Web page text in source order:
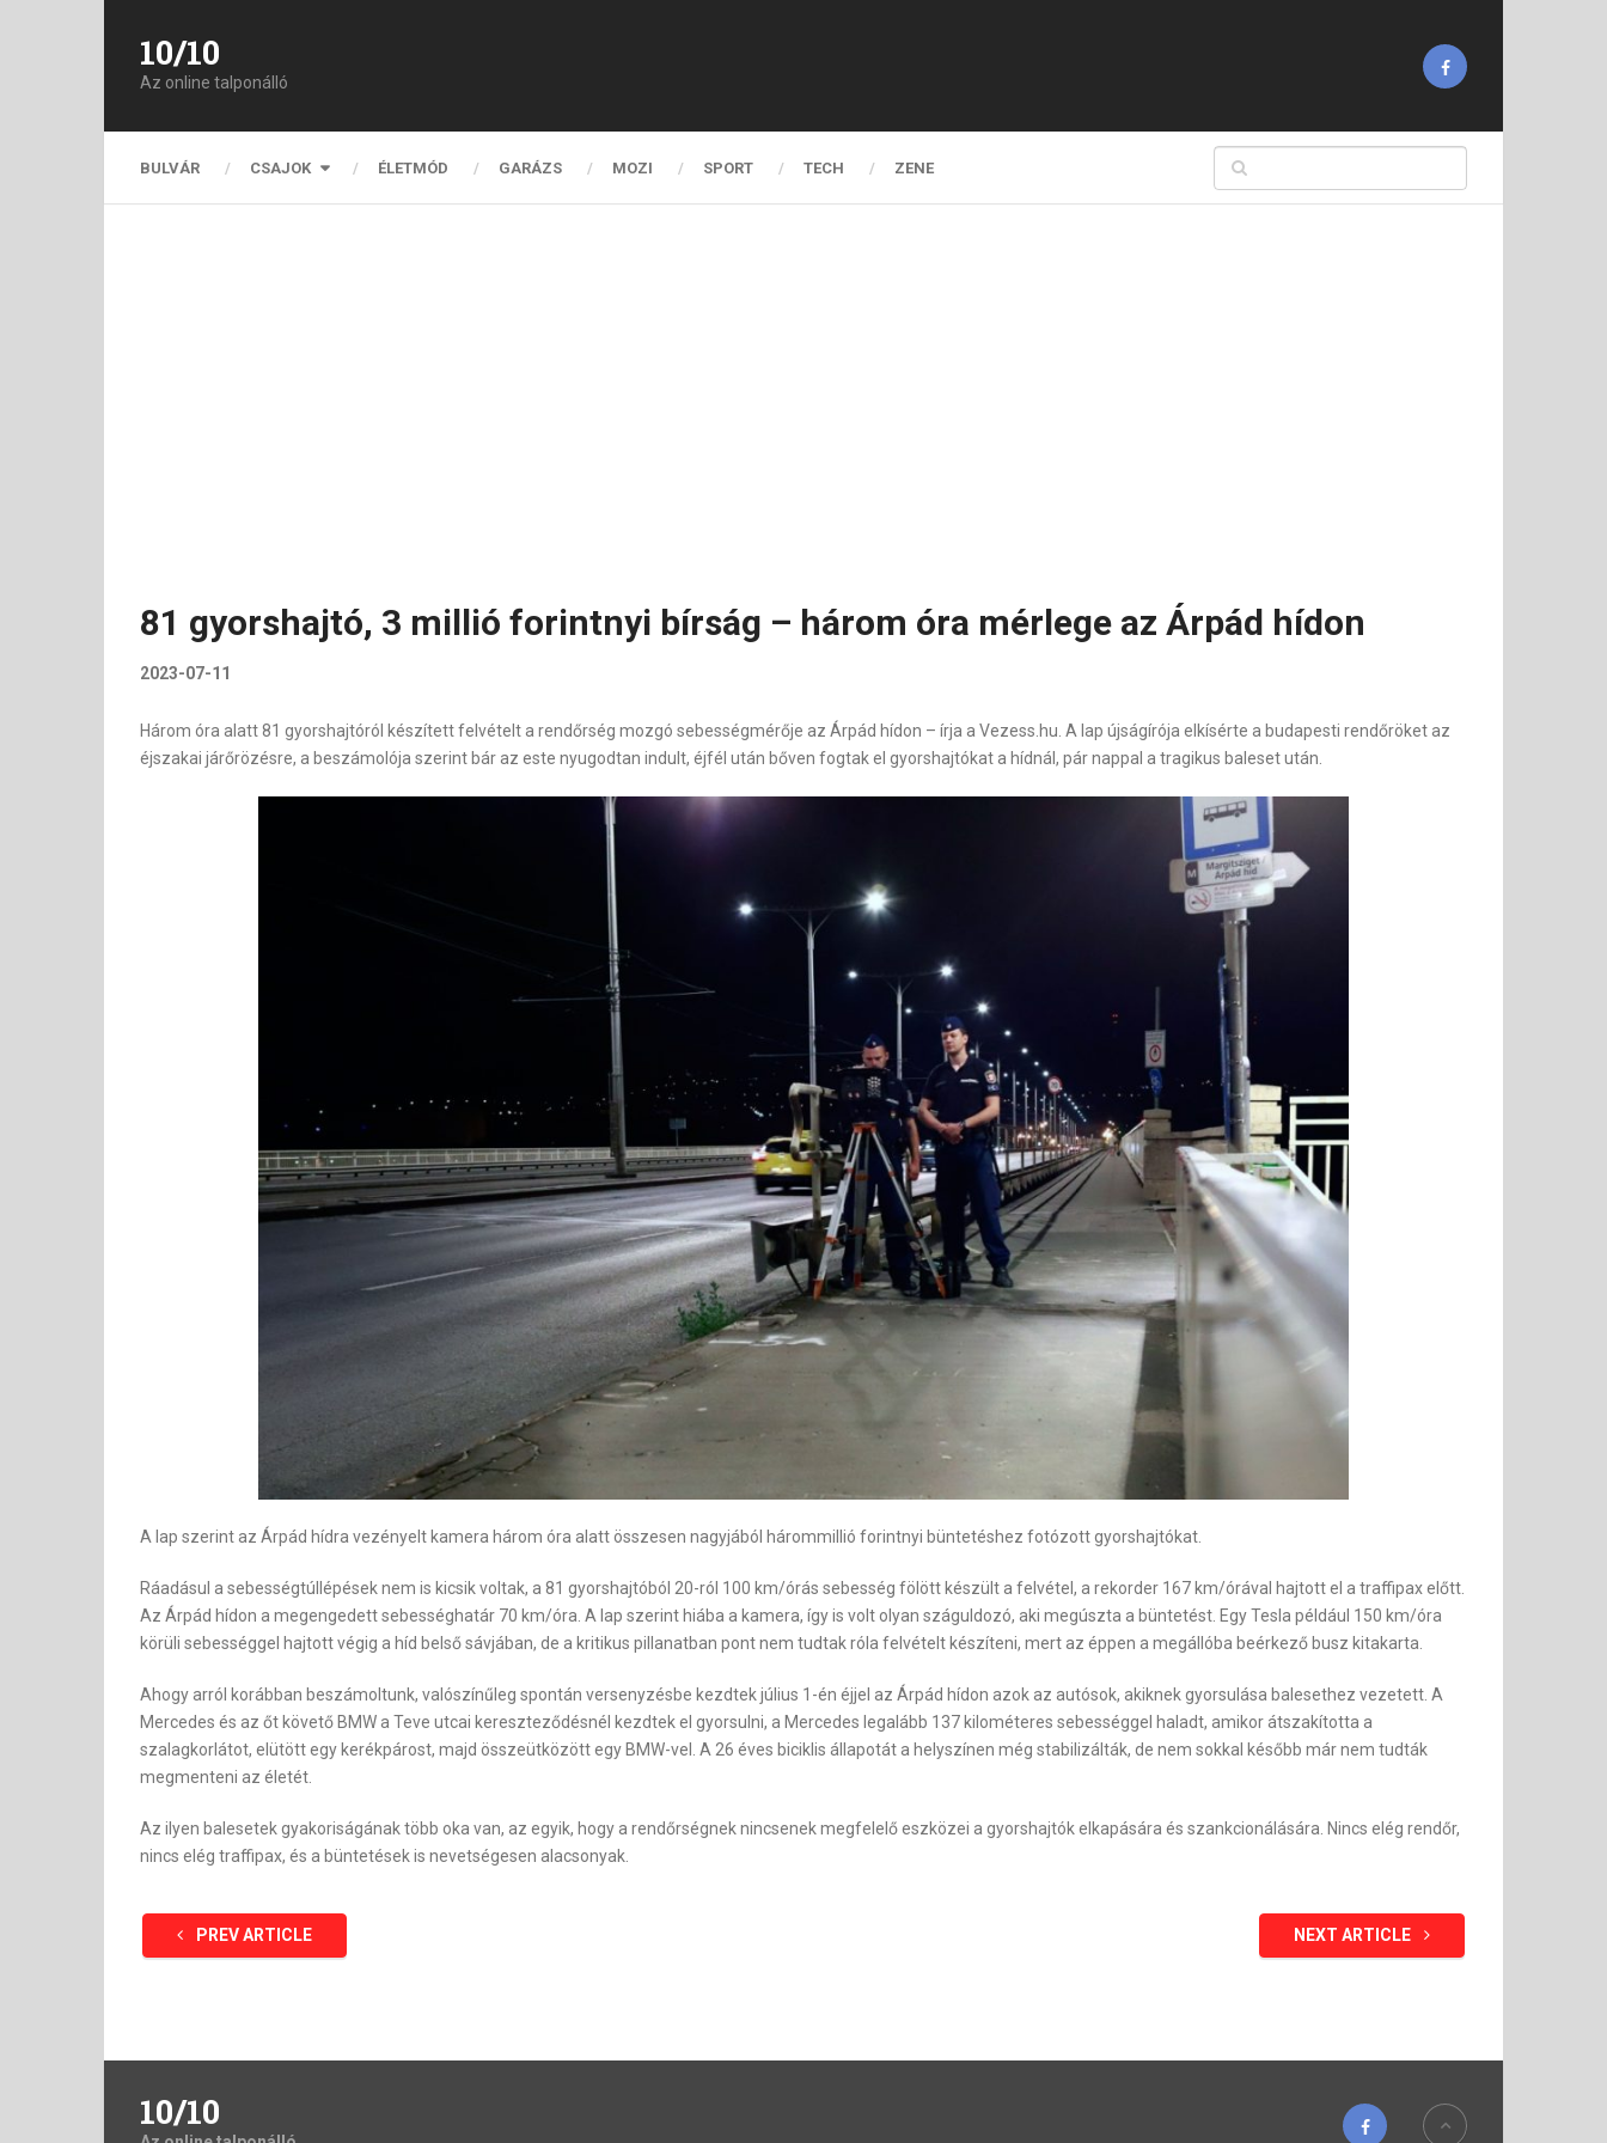
10/10
Az online talponálló
BULVÁR CSAJOK ÉLETMÓD GARÁZS MOZI SPORT TECH ZENE
81 gyorshajtó, 3 millió forintnyi bírság – három óra mérlege az Árpád hídon
2023-07-11
Három óra alatt 81 gyorshajtóról készített felvételt a rendőrség mozgó sebességmérője az Árpád hídon – írja a Vezess.hu. A lap újságírója elkísérte a budapesti rendőröket az
éjszakai járőrözésre, a beszámolója szerint bár az este nyugodtan indult, éjfél után bőven fogtak el gyorshajtókat a hídnál, pár nappal a tragikus baleset után.
A lap szerint az Árpád hídra vezényelt kamera három óra alatt összesen nagyjából hárommillió forintnyi büntetéshez fotózott gyorshajtókat.
Ráadásul a sebességtúllépések nem is kicsik voltak, a 81 gyorshajtóból 20-ról 100 km/órás sebesség fölött készült a felvétel, a rekorder 167 km/órával hajtott el a traffipax előtt.
Az Árpád hídon a megengedett sebességhatár 70 km/óra. A lap szerint hiába a kamera, így is volt olyan száguldozó, aki megúszta a büntetést. Egy Tesla például 150 km/óra
körüli sebességgel hajtott végig a híd belső sávjában, de a kritikus pillanatban pont nem tudtak róla felvételt készíteni, mert az éppen a megállóba beérkező busz kitakarta.
Ahogy arról korábban beszámoltunk, valószínűleg spontán versenyzésbe kezdtek július 1-én éjjel az Árpád hídon azok az autósok, akiknek gyorsulása balesethez vezetett. A
Mercedes és az őt követő BMW a Teve utcai kereszteződésnél kezdtek el gyorsulni, a Mercedes legalább 137 kilométeres sebességgel haladt, amikor átszakította a
szalagkorlátot, elütött egy kerékpárost, majd összeütközött egy BMW-vel. A 26 éves biciklis állapotát a helyszínen még stabilizálták, de nem sokkal később már nem tudták
megmenteni az életét.
Az ilyen balesetek gyakoriságának több oka van, az egyik, hogy a rendőrségnek nincsenek megfelelő eszközei a gyorshajtók elkapására és szankcionálására. Nincs elég rendőr,
nincs elég traffipax, és a büntetések is nevetségesen alacsonyak.
PREV ARTICLE NEXT ARTICLE
10/10